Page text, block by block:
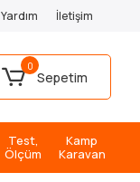
Yardım İletişim
0
Sepetim
Test,
Ölçüm
Kamp
Karavan